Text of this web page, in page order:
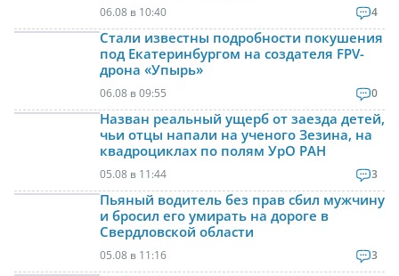
06.08 в 10:40 4
Стали известны подробности покушения
под Екатеринбургом на создателя FPV-
дрона «Упырь»
06.08 в 09:55 0
Назван реальный ущерб от заезда детей,
чьи отцы напали на ученого Зезина, на
квадроциклах по полям УрО РАН
05.08 в 11:44 3
Пьяный водитель без прав сбил мужчину
и бросил его умирать на дороге в
Свердловской области
05.08 в 11:16 3